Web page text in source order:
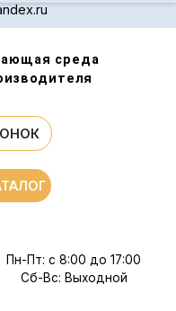
среда
Пн-Пт: с 8:00 до 17:00
Сб-Вс: Выходной